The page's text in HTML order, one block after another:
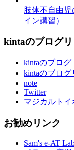
肢体不自由
イン講習）
kintaのブログリ
kintaのブログ
kintaのブログ
note
Twitter
マジカルトイ
お勧めリンク
Sam's e-AT